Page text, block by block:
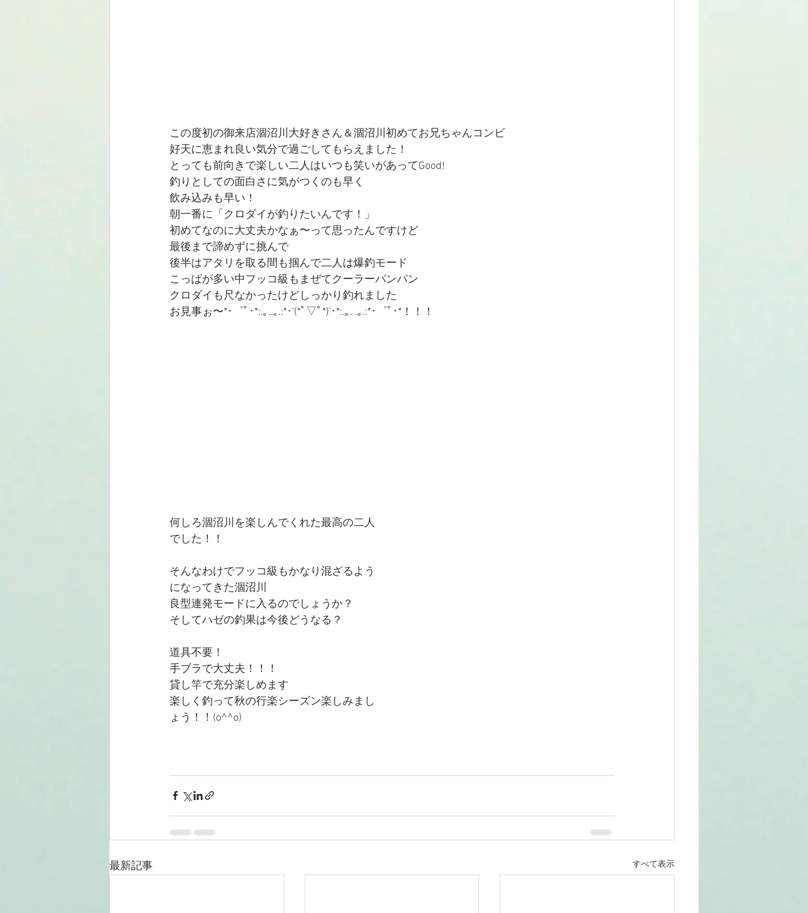
この度初の御来店涸沼川大好きさん＆涸沼川初めてお兄ちゃんコンビ
好天に恵まれ良い気分で過ごしてもらえました！
とっても前向きで楽しい二人はいつも笑いがあってGood!
釣りとしての面白さに気がつくのも早く
飲み込みも早い！
朝一番に「クロダイが釣りたいんです！」
初めてなのに大丈夫かなぁ〜って思ったんですけど
最後まで諦めずに挑んで
後半はアタリを取る間も掴んで二人は爆釣モード
こっぱが多い中フッコ級もまぜてクーラーパンパン
クロダイも尺なかったけどしっかり釣れました
お見事ぉ〜*･゜ﾟ･*:.｡..｡.:*･'(*ﾟ▽ﾟ*)'･*:.｡. .｡.:*･゜ﾟ･*！！！
何しろ涸沼川を楽しんでくれた最高の二人
でした！！
そんなわけでフッコ級もかなり混ざるよう
になってきた涸沼川
良型連発モードに入るのでしょうか？
そしてハゼの釣果は今後どうなる？
道具不要！
手ブラで大丈夫！！！
貸し竿で充分楽しめます
楽しく釣って秋の行楽シーズン楽しみまし
ょう！！(o^^o)
最新記事 すべて表示